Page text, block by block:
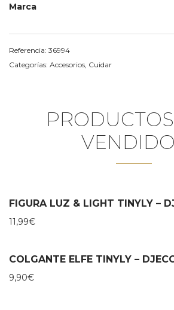
Marca
Referencia: 36994
Categorías: Accesorios Cuidar
FIGURA LUZ & LIGHT TINYLY –
11,99€
COLGANTE ELFE TINYLY –
9,90€